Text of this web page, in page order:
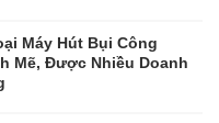
Máy Hút Bụi Công
Mẽ, Được Nhiều Doanh